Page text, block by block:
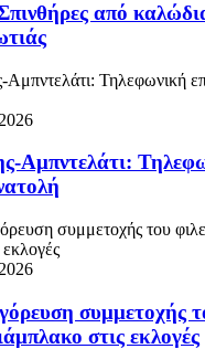
από
Αμπντελάτι:
συμμετοχής
στις εκλογές